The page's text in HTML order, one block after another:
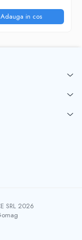
Adauga in cos
SRL 2026